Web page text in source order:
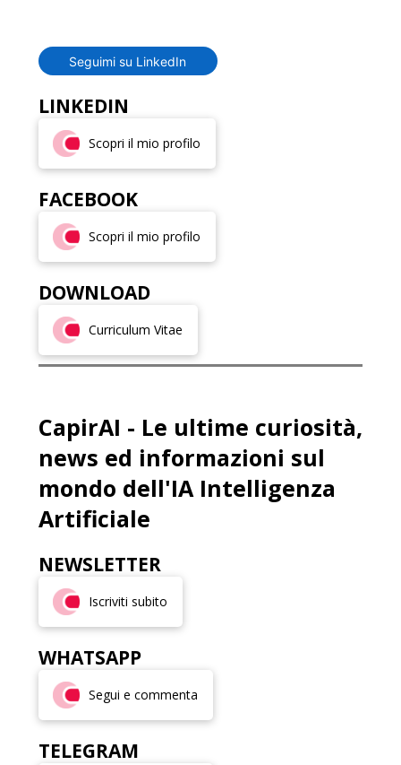
Seguimi su LinkedIn
LINKEDIN
Scopri il mio profilo
FACEBOOK
Scopri il mio profilo
DOWNLOAD
Curriculum Vitae
CapirAI - Le ultime curiosità,
news ed informazioni sul
mondo dell'IA Intelligenza
Artificiale
NEWSLETTER
Iscriviti subito
WHATSAPP
Segui e commenta
TELEGRAM